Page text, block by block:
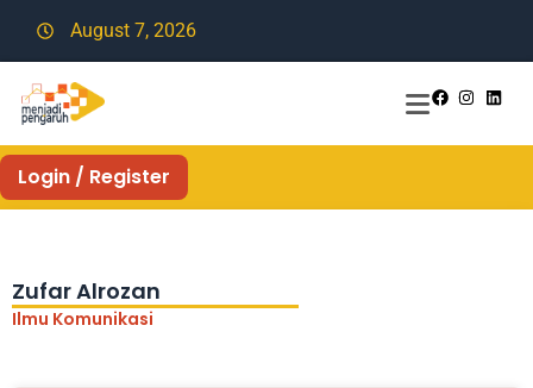
August 7, 2026
Login / Register
Zufar Alrozan
Ilmu Komunikasi